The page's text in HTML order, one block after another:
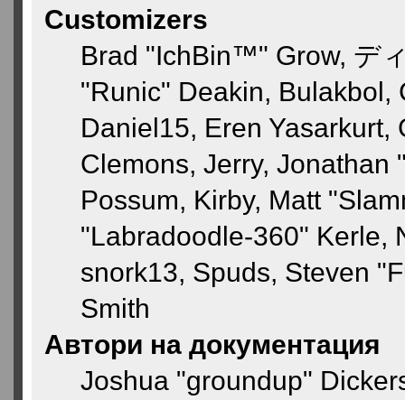
Customizers
Brad "IchBin™" Grow, デ
"Runic" Deakin, Bulakbol,
Daniel15, Eren
Clemons, Jerry, Jonathan
Possum, Kirby, Matt
"Labradoodle-360" Kerle,
snork13, Spuds, Steven
Smith
Автори на документация
Joshua "groundup"